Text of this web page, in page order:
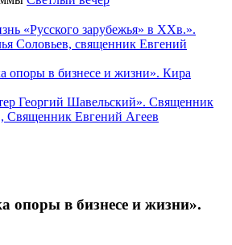
«Русского зарубежья» в ХХв.».
Соловьев, священник Евгений
опоры в бизнесе и жизни». Кира
Георгий Шавельский». Священник
Священник Евгений Агеев
опоры в бизнесе и жизни».